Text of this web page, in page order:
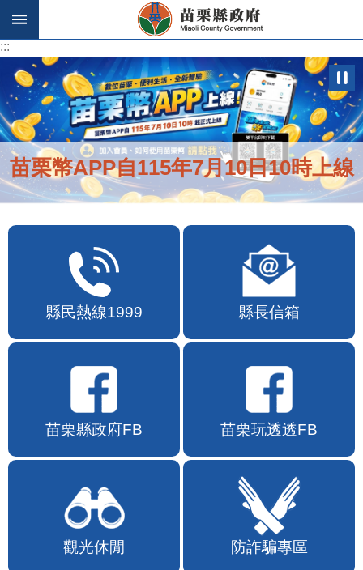
跳到主要內容區塊
:::
苗栗幣APP自115年7月10日10時上線
縣民熱線1999 縣長信箱
苗栗縣政府FB 苗栗玩透透FB
觀光休閒 防詐騙專區